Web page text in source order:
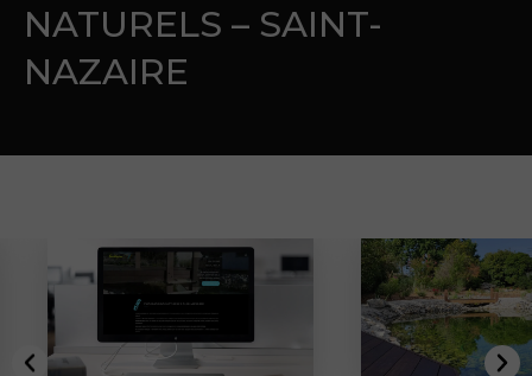
NATURELS – SAINT-
NAZAIRE